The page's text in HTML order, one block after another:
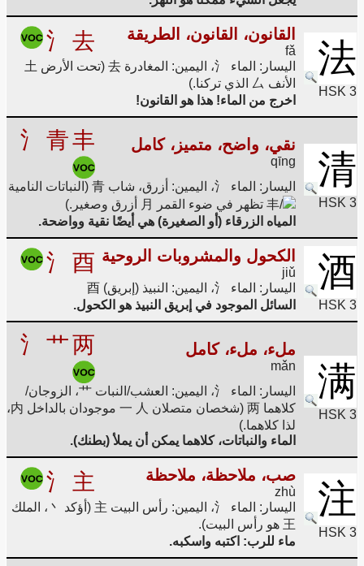
法
HSK 3
القانون، القانون، الطريقة
fǎ
氵 去
اليسار: الماء 氵، اليمين: المغادرة 去 (تحت الأرض 土
الأنف 厶 الذي تركنا.)
اخرج من الماء! هذا هو القانون!
清
HSK 3
نقي، واضح، متميز، كامل
qīng
氵 青丰
اليسار: الماء 氵، اليمين: أزرق، شاب 青 (النباتات النامية
/丰 تظهر في ضوء القمر 月 أزرق وصغير.)
المياه الزرقاء (أو الصغيرة) هي أيضًا نقية وواضحة.
酒
HSK 3
الكحول والمشروبات الروحية
jiǔ
氵 酉
اليسار: الماء 氵، اليمين: النبيذ (إبريق) 酉
السائل الموجود في إبريق النبيذ هو الكحول.
满
HSK 3
ملء، ملء، كامل
mǎn
氵 艹两
اليسار: الماء 氵، اليمين: العشب/النبات 艹، الزوجان/
كلاهما 两 (شخصان متصلان 一 人 موجودان بالداخل 内،
لذا كلاهما.)
الماء والنباتات، كلاهما يمكن أن يملأ (بطنك).
注
HSK 3
صب، ملاحظة، ملاحظة
zhù
氵 主
اليسار: الماء 氵، اليمين: رأس البيت 主 (أؤكد 丶، الملك
王 هو رأس البيت).
ماء للرب: اكتبه واسكبه.